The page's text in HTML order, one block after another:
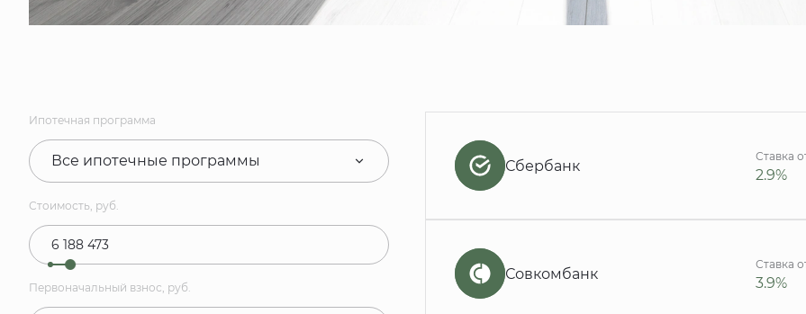
Ипотечная программа
Все ипотечные программы
Стоимость, руб.
Первоначальный взнос, руб.
Сбербанк
Ставка
2.9%
Совкомбанк
Ставка
3.9%